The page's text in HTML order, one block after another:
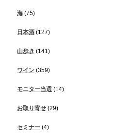
海 (75)
日本酒 (127)
山歩き (141)
ワイン (359)
モニター当選 (14)
お取り寄せ (29)
セミナー (4)